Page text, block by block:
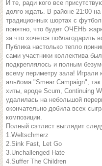
И те, ради кого все
долго ждать. В районе 21:00
традиционных шортах с
понятно, что будет ОЧЕНЬ
за что хочется поблагодарить
Публика настолько тепло
сами участники коллектива
подкреплялось и полным
всему периметру зала! Играли
альбома "Smear Campaign",
хиты, вроде Scum, Continuing
удалилась на небольшой
окончательно добила всех
композиции.
Полный сэтлист выглядит
1.Weltschmerz
2.Sink Fast, Let Go
3.Unchallenged Hate
4.Suffer The Children